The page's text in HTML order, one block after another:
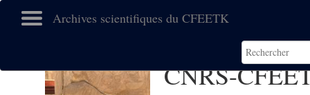
Archives scientifiques du CFEETK
CNRS-